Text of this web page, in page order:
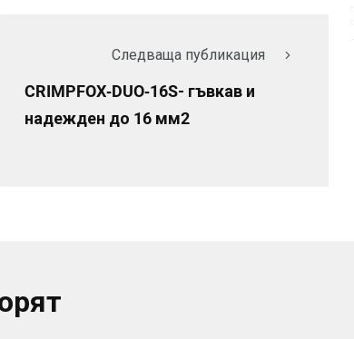
Следваща публикация
CRIMPFOX‑DUO‑16S- гъвкав и
надежден до 16 мм2